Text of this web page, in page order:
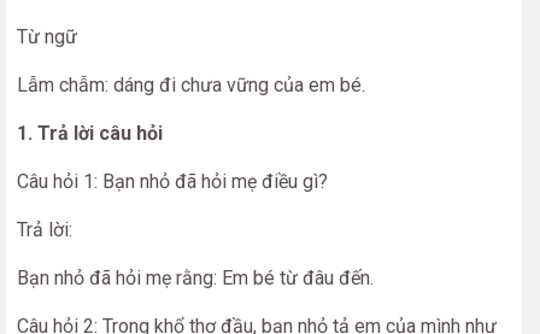
Từ ngữ
Lẫm chẫm: dáng đi chưa vững của em bé.
1. Trả lời câu hỏi
Câu hỏi 1: Bạn nhỏ đã hỏi mẹ điều gì?
Trả lời:
Bạn nhỏ đã hỏi mẹ rằng: Em bé từ đâu đến.
Câu hỏi 2: Trong khổ thơ đầu, bạn nhỏ tả em của mình như